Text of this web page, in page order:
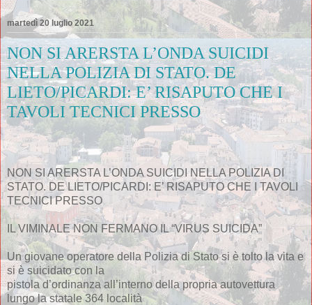
martedì 20 luglio 2021
NON SI ARERSTA L’ONDA SUICIDI
NELLA POLIZIA DI STATO. DE
LIETO/PICARDI: E’ RISAPUTO CHE I
TAVOLI TECNICI PRESSO
NON SI ARERSTA L’ONDA SUICIDI NELLA POLIZIA DI
STATO. DE LIETO/PICARDI: E’ RISAPUTO CHE I TAVOLI
TECNICI PRESSO
IL VIMINALE NON FERMANO IL “VIRUS SUICIDA”
Un giovane operatore della Polizia di Stato si è tolto la vita e
si è suicidato con la
pistola d’ordinanza all’interno della propria autovettura
lungo la statale 364 località